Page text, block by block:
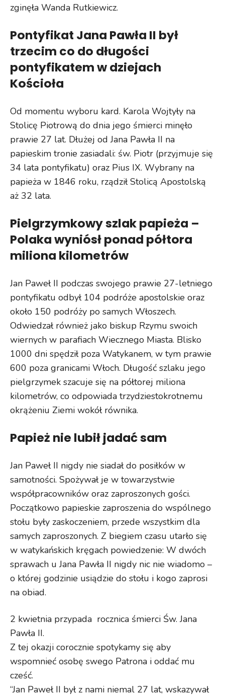
zginęła Wanda Rutkiewicz.
Pontyfikat Jana Pawła II był
trzecim co do długości
pontyfikatem w dziejach
Kościoła
Od momentu wyboru kard. Karola Wojtyły na
Stolicę Piotrową do dnia jego śmierci minęło
prawie 27 lat. Dłużej od Jana Pawła II na
papieskim tronie zasiadali: św. Piotr (przyjmuje się
34 lata pontyfikatu) oraz Pius IX. Wybrany na
papieża w 1846 roku, rządził Stolicą Apostolską
aż 32 lata.
Pielgrzymkowy szlak papieża –
Polaka wyniósł ponad półtora
miliona kilometrów
Jan Paweł II podczas swojego prawie 27-letniego
pontyfikatu odbył 104 podróże apostolskie oraz
około 150 podróży po samych Włoszech.
Odwiedzał również jako biskup Rzymu swoich
wiernych w parafiach Wiecznego Miasta. Blisko
1000 dni spędził poza Watykanem, w tym prawie
600 poza granicami Włoch. Długość szlaku jego
pielgrzymek szacuje się na półtorej miliona
kilometrów, co odpowiada trzydziestokrotnemu
okrążeniu Ziemi wokół równika.
Papież nie lubił jadać sam
Jan Paweł II nigdy nie siadał do posiłków w
samotności. Spożywał je w towarzystwie
współpracowników oraz zaproszonych gości.
Początkowo papieskie zaproszenia do wspólnego
stołu były zaskoczeniem, przede wszystkim dla
samych zaproszonych. Z biegiem czasu utarło się
w watykańskich kręgach powiedzenie: W dwóch
sprawach u Jana Pawła II nigdy nic nie wiadomo –
o której godzinie usiądzie do stołu i kogo zaprosi
na obiad.
2 kwietnia przypada rocznica śmierci Św. Jana
Pawła II.
Z tej okazji corocznie spotykamy się aby
wspomnieć osobę swego Patrona i oddać mu
cześć.
“Jan Paweł II był z nami niemal 27 lat, wskazywał